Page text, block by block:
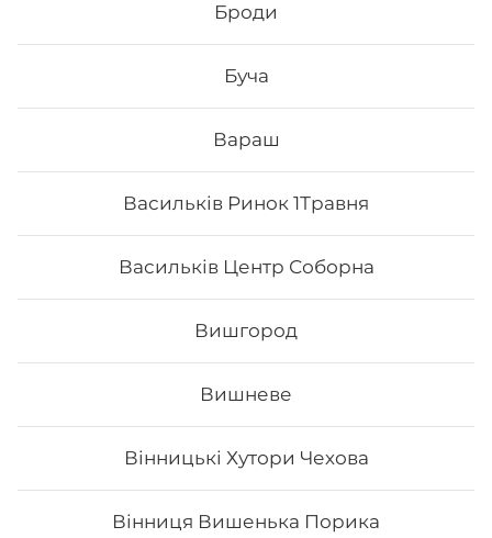
Броди
Буча
Вараш
Васильків Ринок 1Травня
Васильків Центр Соборна
Вишгород
Вишневе
Вінницькі Хутори Чехова
Вінниця Вишенька Порика
Грандвей
Склад: рис, норі, сир філадельфія, тигрова креветка,